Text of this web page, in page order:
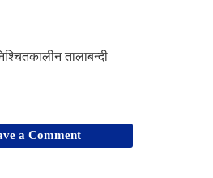
तालाबन्दी
a Comment